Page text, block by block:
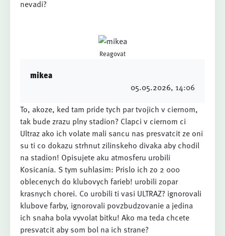
nevadi?
Reagovat
mikea
05.05.2026, 14:06
To, akoze, ked tam pride tych par tvojich v ciernom,
tak bude zrazu plny stadion? Clapci v ciernom ci
Ultraz ako ich volate mali sancu nas presvatcit ze oni
su ti co dokazu strhnut zilinskeho divaka aby chodil
na stadion! Opisujete aku atmosferu urobili
Kosicania. S tym suhlasim: Prislo ich zo 2 000
oblecenych do klubovych farieb! urobili zopar
krasnych chorei. Co urobili ti vasi ULTRAZ? ignorovali
klubove farby, ignorovali povzbudzovanie a jedina
ich snaha bola vyvolat bitku! Ako ma teda chcete
presvatcit aby som bol na ich strane?